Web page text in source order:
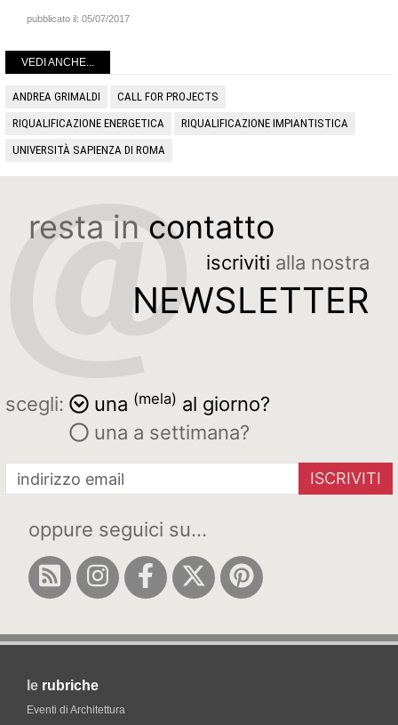
pubblicato il: 05/07/2017
VEDI ANCHE...
ANDREA GRIMALDI
CALL FOR PROJECTS
RIQUALIFICAZIONE ENERGETICA
RIQUALIFICAZIONE IMPIANTISTICA
UNIVERSITÀ SAPIENZA DI ROMA
resta in contatto
iscriviti alla nostra
NEWSLETTER
scegli: una (mela) al giorno?
una a settimana?
ISCRIVITI
oppure seguici su...
le rubriche
Eventi di Architettura